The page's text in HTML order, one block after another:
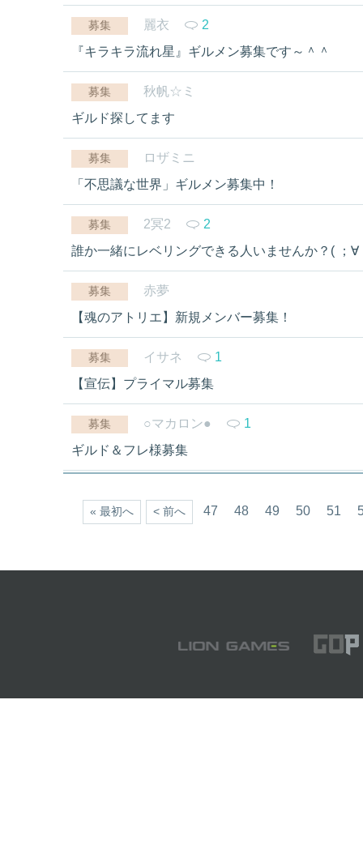
募集 麗衣
2
『キラキラ流れ星』ギルメン募集です～＾＾
募集
秋帆☆ミ
ギルド探してます
募集
ロザミニ
「不思議な世界」ギルメン募集中！
募集 2冥2
2
誰か一緒にレベリングできる人いませんか？( ；
募集
赤夢
【魂のアトリエ】新規メンバー募集！
募集 イサネ
1
【宣伝】プライマル募集
募集 ○マカロン●
1
ギルド＆フレ様募集
« 最初へ < 前へ 47 48 49 50 51